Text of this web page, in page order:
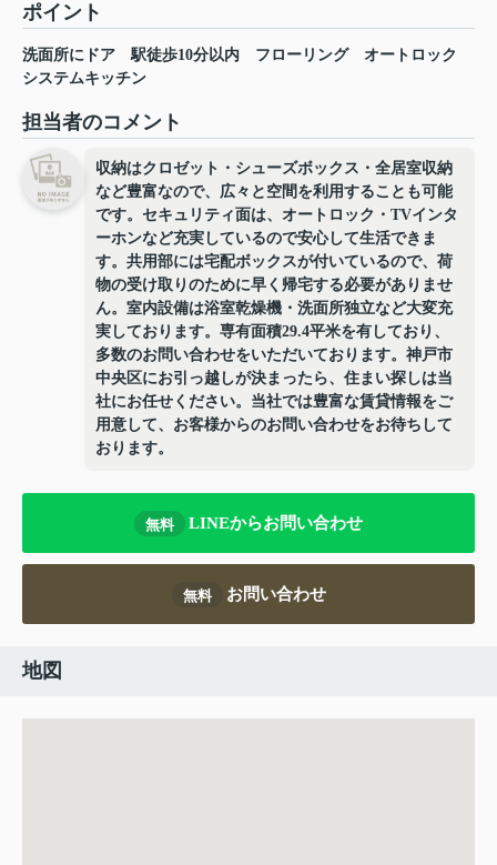
ポイント
洗面所にドア 駅徒歩10分以内 フローリング
オートロック
システムキッチン
担当者のコメント
収納はクロゼット・シューズボックス・全居室収納
など豊富なので、広々と空間を利用することも可能
です。セキュリティ面は、オートロック・TVインタ
ーホンなど充実しているので安心して生活できま
す。共用部には宅配ボックスが付いているので、荷
物の受け取りのために早く帰宅する必要がありませ
ん。室内設備は浴室乾燥機・洗面所独立など大変充
実しております。専有面積29.4平米を有しており、
多数のお問い合わせをいただいております。神戸市
中央区にお引っ越しが決まったら、住まい探しは当
社にお任せください。当社では豊富な賃貸情報をご
用意して、お客様からのお問い合わせをお待ちして
おります。
無料 LINEからお問い合わせ
無料 お問い合わせ
地図